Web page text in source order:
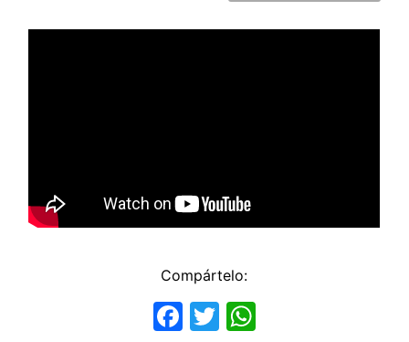
Compártelo:
Facebook
Twitter
WhatsApp